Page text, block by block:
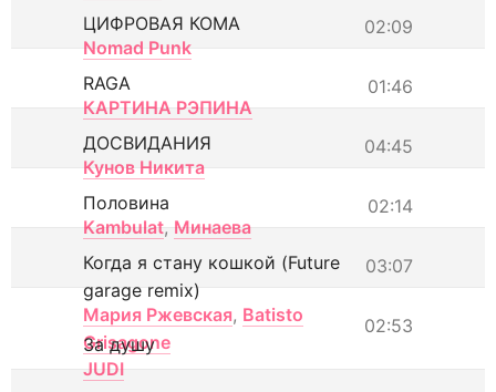
02:09
ЦИФРОВАЯ КОМА
Nomad Punk
01:46
RAGA
КАРТИНА РЭПИНА
04:45
ДОСВИДАНИЯ
Кунов Никита
02:14
Половина
Kambulat, Минаева
03:07
Когда я стану кошкой (Future
garage remix)
Мария Ржевская, Batisto
Grisagone
02:53
За душу
JUDI